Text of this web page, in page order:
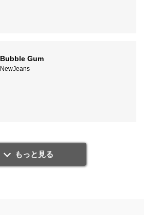
もっと見る
Bubble Gum
NewJeans